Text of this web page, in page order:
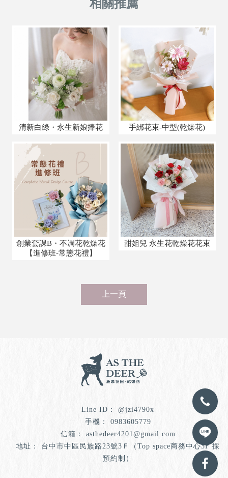
清新白綠・永生新娘捧花 手綁花束-中型(乾燥花)
創業套課B・不凋花乾燥花
【進修班-常態花禮】
甜姐兒 永生花乾燥花花束
上一頁
@jzi4790x
0983605779
asthedeer4201@gmail.com
台中市中區民族路23號3Ｆ（Top space商務中心3F 採
預約制）